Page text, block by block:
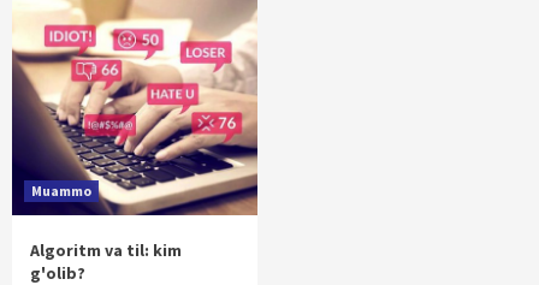
Muammo
Algoritm va til: kim
g'olib?